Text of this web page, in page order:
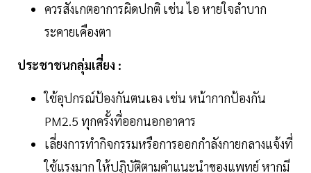
ควรสังเกตอาการผิดปกติ เช่น ไอ หายใจลำบาก
ระคายเคืองตา
ประชาชนกลุ่มเสี่ยง :
ใช้อุปกรณ์ป้องกันตนเอง เช่น หน้ากากป้องกัน
PM2.5 ทุกครั้งที่ออกนอกอาคาร
เลี่ยงการทำกิจกรรมหรือการออกกำลังกายกลางแจ้งที่
ใช้แรงมาก ให้ปฏิบัติตามคำแนะนำของแพทย์ หากมี